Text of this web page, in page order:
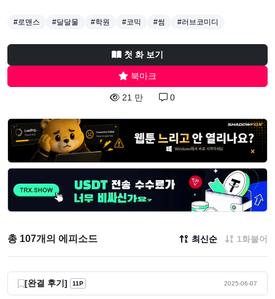
#로맨스 #달달물 #학원 #코믹 #썸 #러브코미디
첫 화 보기
북마크
21 만 0
총 107개의 에피소드 최신순 1화붙어
[완결 후기] 11P 2025-06-07